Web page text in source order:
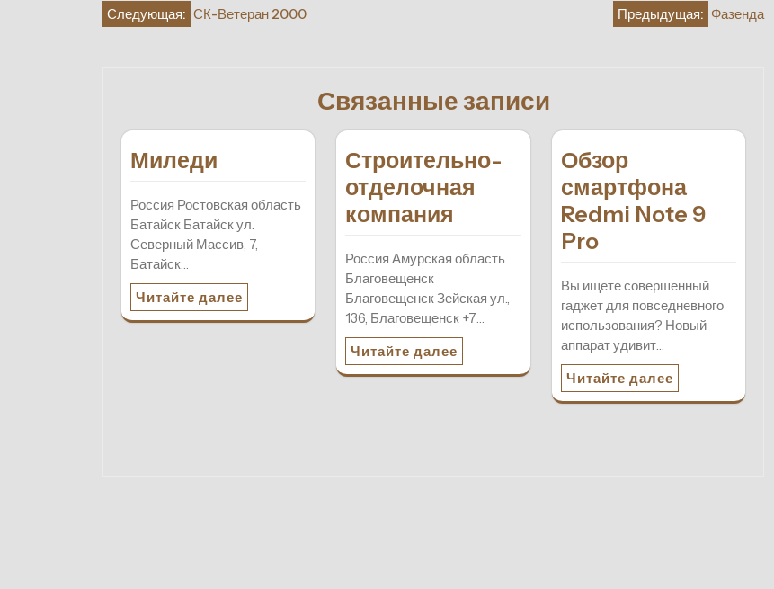
Навигация
Предыдущая: Фазенда
Следующая: СК-Ветеран 2000
Связанные записи
Миледи
Россия Ростовская область
Батайск Батайск ул.
Северный Массив, 7,
Батайск…
Читайте далее
Строительно-
отделочная
компания
Россия Амурская область
Благовещенск
Благовещенск Зейская ул.,
136, Благовещенск +7…
Читайте далее
Обзор
смартфона
Redmi Note 9
Pro
Вы ищете совершенный
гаджет для повседневного
использования? Новый
аппарат удивит…
Читайте далее